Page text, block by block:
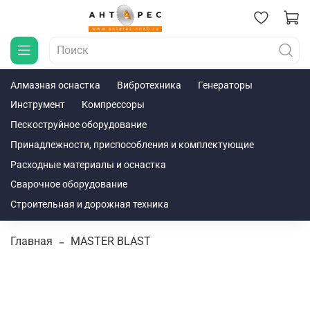
Алмазная оснастка Вибротехника
Генераторы
Инструмент
Компрессоры
Пескоструйное оборудование
Принадлежности, приспособления и комплектующие
Расходные материалы и оснастка
Сварочное оборудование
Строительная и дорожная техника
Главная MASTER BLAST